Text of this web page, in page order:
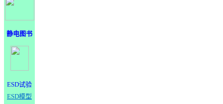
静电图书
ESD试验
ESD模型